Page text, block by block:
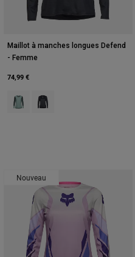
Maillot à manches longues Defend
- Femme
74,99 €
Product swatch type of Arctic Blue.
Product swatch type of Noir.
Nouveau